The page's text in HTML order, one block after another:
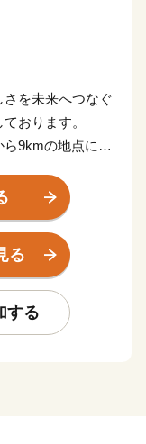
を未来へつなぐ
おります。
9kmの地点に位
もろさうし」の
覇浜）」の名で
」は、沖縄三大
る
する